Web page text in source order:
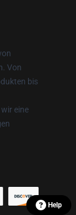
Von
bis
eine
Help